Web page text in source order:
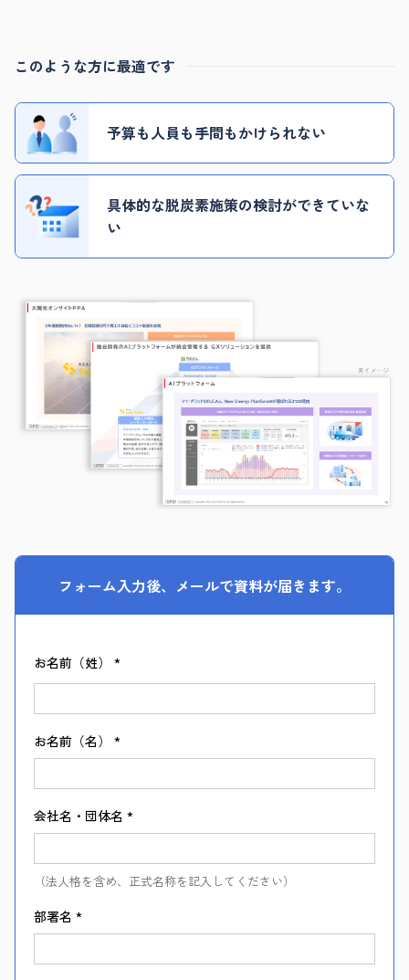
このような方に最適です
予算も人員も手間もかけられない
具体的な脱炭素施策の検討ができていな
い
フォーム入力後、メールで資料が届きます。